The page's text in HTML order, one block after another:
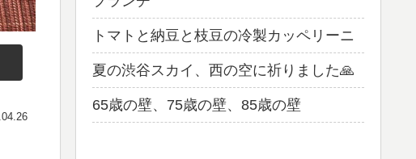
トマトと納豆と枝豆の冷製カッペリーニ
夏の渋谷スカイ、西の空に祈りました🙏
65歳の壁、75歳の壁、85歳の壁